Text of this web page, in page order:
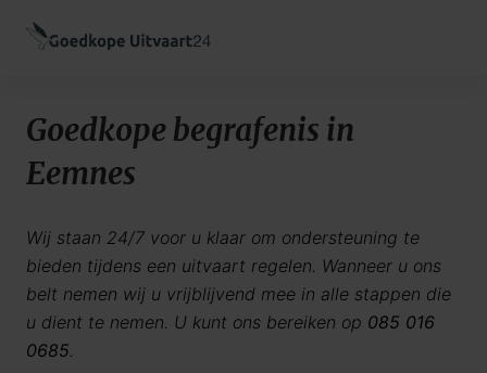
Goedkope begrafenis in
Eemnes
Wij staan 24/7 voor u klaar om ondersteuning te
bieden tijdens een uitvaart regelen. Wanneer u ons
belt nemen wij u vrijblijvend mee in alle stappen die
u dient te nemen. U kunt ons bereiken op 085 016
0685.